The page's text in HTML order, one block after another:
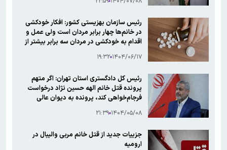
رئیس سازمان بهزیستی کشور: افکار خودکشی
در خانم‌ها چهار برابر مردان است ولی عمل و
اقدام به خودکشی در مردان سه برابر بیشتر از
۱۴۰۴/۰۶/۱۷ ۱۹:۳۲
رئیس کل دادگستری استان تهران: اگر متهم
پرونده قتل خانم الهه حسین نژاد درخواست
فرجام‌خواهی کند، پرونده به دیوان عالی
۱۴۰۴/۰۵/۰۸ ۲۱:۳۹
جزییات جدید از قتل خانم مربی والیبال در
ارومیه